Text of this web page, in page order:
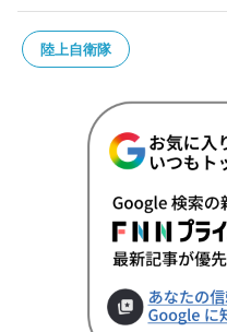
陸上自衛隊